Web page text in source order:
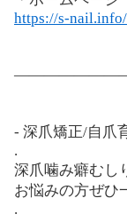
https://s-nail.info/
- 深爪矯正/自爪
.
深爪噛み癖むし
お悩みの方ぜひ
.